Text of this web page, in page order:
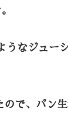
うなジュー
ので、パン